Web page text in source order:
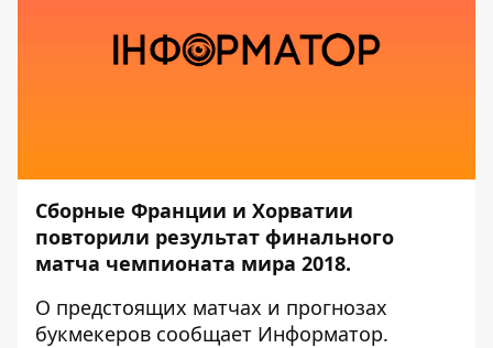
Сборные Франции и Хорватии
повторили результат финального
матча чемпионата мира 2018.
О предстоящих матчах и прогнозах
букмекеров сообщает Информатор.